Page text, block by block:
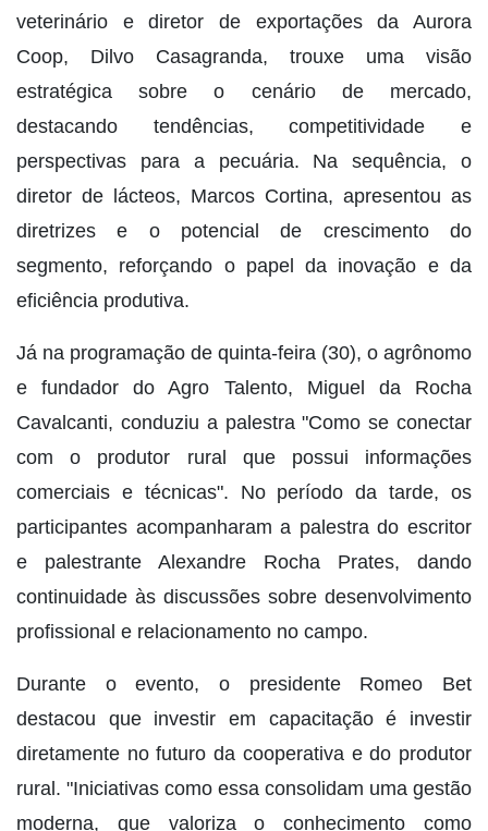
veterinário e diretor de exportações da Aurora
Coop, Dilvo Casagranda, trouxe uma visão
estratégica sobre o cenário de mercado,
destacando tendências, competitividade e
perspectivas para a pecuária. Na sequência, o
diretor de lácteos, Marcos Cortina, apresentou as
diretrizes e o potencial de crescimento do
segmento, reforçando o papel da inovação e da
eficiência produtiva.
Já na programação de quinta-feira (30), o agrônomo
e fundador do Agro Talento, Miguel da Rocha
Cavalcanti, conduziu a palestra "Como se conectar
com o produtor rural que possui informações
comerciais e técnicas". No período da tarde, os
participantes acompanharam a palestra do escritor
e palestrante Alexandre Rocha Prates, dando
continuidade às discussões sobre desenvolvimento
profissional e relacionamento no campo.
Durante o evento, o presidente Romeo Bet
destacou que investir em capacitação é investir
diretamente no futuro da cooperativa e do produtor
rural. "Iniciativas como essa consolidam uma gestão
moderna, que valoriza o conhecimento como